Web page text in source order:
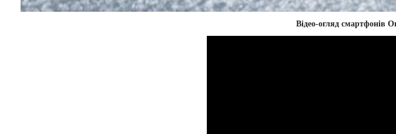
Відео-огляд смартфонів